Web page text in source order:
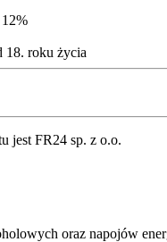
12%
18. roku życia
jest FR24 sp. z o.o.
oraz napojów